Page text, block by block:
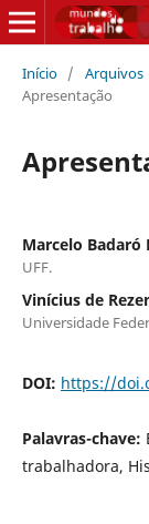
Início / Arquivos
Apresentação
Marcelo Badaró
UFF.
Vinícius de
Universidade
DOI: https://
Palavras-chave:
trabalhadora,